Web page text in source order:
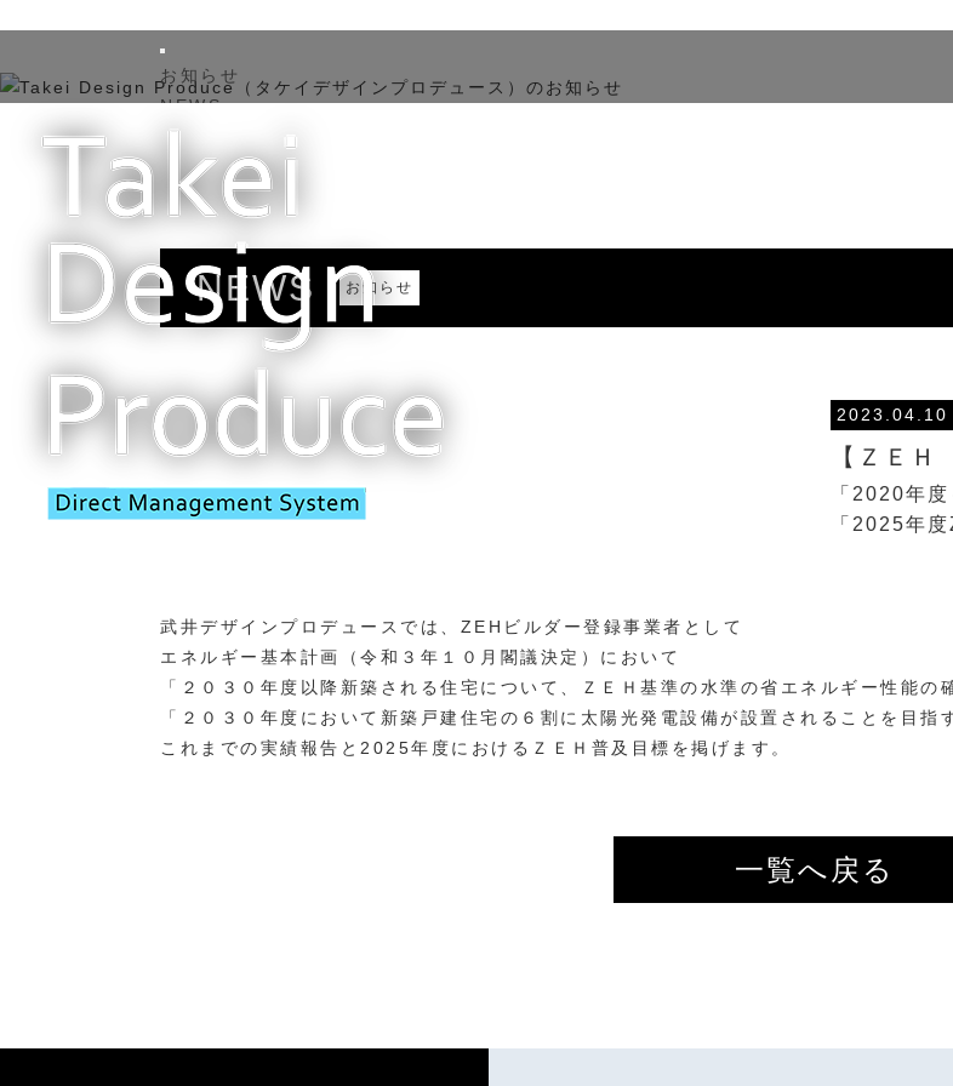
お知らせ
NEWS
施工実例
WORKS
こだわり
会社概要
ABOUT US
ブログ
CONTACT
Instagram
NEWS お知らせ
2023.04.10
【ＺＥ
「2020年
「2025年
武井デザインプロデュースでは、ZEHビルダー登録事業者として
エネルギー基本計画（令和３年１０月閣議決定）において
「２０３０年度以降新築される住宅について、ＺＥＨ基準の水準の省エネルギー性能の
「２０３０年度において新築戸建住宅の６割に太陽光発電設備が設置されることを目指
これまでの実績報告と2025年度におけるＺＥＨ普及目標を掲げます。
一覧へ戻る